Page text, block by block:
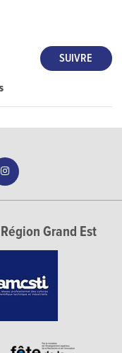
SUIVRE
Grand Est